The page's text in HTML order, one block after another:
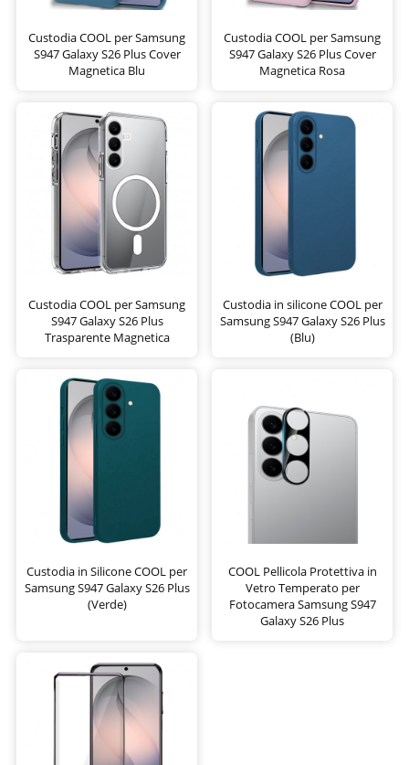
Custodia COOL per Samsung
S947 Galaxy S26 Plus Cover
Magnetica Blu
Custodia COOL per Samsung
S947 Galaxy S26 Plus Cover
Magnetica Rosa
Custodia COOL per Samsung
S947 Galaxy S26 Plus
Trasparente Magnetica
Custodia in silicone COOL per
Samsung S947 Galaxy S26 Plus
(Blu)
Custodia in Silicone COOL per
Samsung S947 Galaxy S26 Plus
(Verde)
COOL Pellicola Protettiva in
Vetro Temperato per
Fotocamera Samsung S947
Galaxy S26 Plus